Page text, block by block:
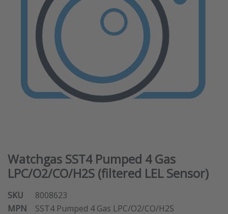
Watchgas SST4 Pumped 4 Gas
LPC/O2/CO/H2S (filtered LEL Sensor)
SKU
8008623
MPN
SST4 Pumped 4 Gas LPC/O2/CO/H2S